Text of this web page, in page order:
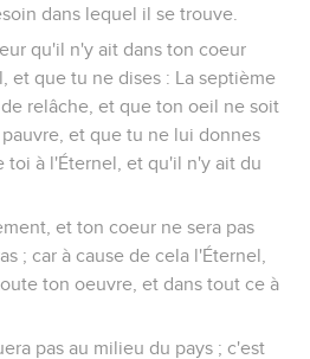
dans lequel il se trouve.
qu'il n'y ait dans ton coeur
et que tu ne dises : La septième
relâche, et que ton oeil ne soit
et que tu ne lui donnes
toi à l'Éternel, et qu'il n'y ait du
et ton coeur ne sera pas
; car à cause de cela l'Éternel,
ton oeuvre, et dans tout ce à
pas au milieu du pays ; c'est